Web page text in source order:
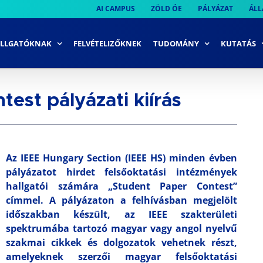
AI CAMPUS ZÖLD ÓE PÁLYÁZAT
FELVÉTELIZŐKNEK TUDOMÁNY KUTATÁS
pályázati kiírás
Az IEEE Hungary Section (IEEE HS) minden évben
pályázatot hirdet felsőoktatási intézmények
hallgatói számára „Student Paper Contest”
címmel. A pályázaton a felhívásban megjelölt
időszakban készült, az IEEE szakterületi
spektrumába tartozó magyar vagy angol nyelvű
szakmai cikkek és dolgozatok vehetnek részt,
amelyeknek szerzői magyar felsőoktatási